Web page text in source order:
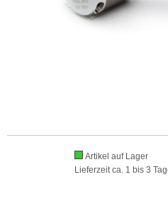
Artikel auf Lager
Lieferzeit ca. 1 bis 3